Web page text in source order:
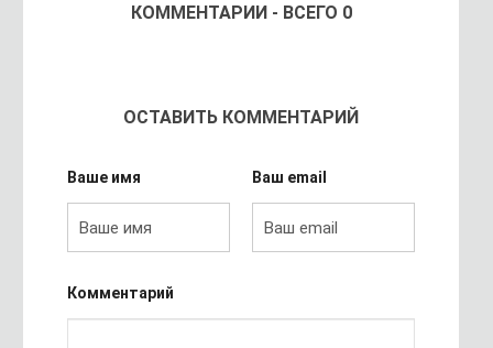
КОММЕНТАРИИ - ВСЕГО 0
ОСТАВИТЬ КОММЕНТАРИЙ
Ваше имя Ваш email
Комментарий